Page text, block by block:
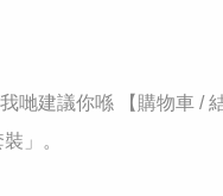
哋建議你喺 【購物車 /
」。